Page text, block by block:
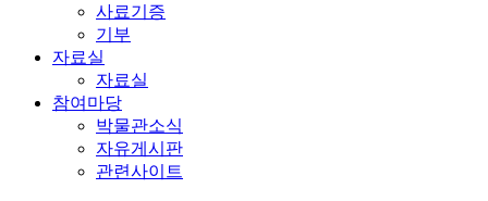
사료기증
기부
자료실
자료실
참여마당
박물관소식
자유게시판
관련사이트